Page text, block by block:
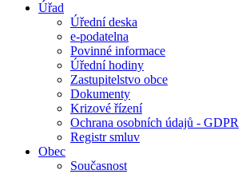
Úřad
Úřední deska
e-podatelna
Povinné informace
Úřední hodiny
Zastupitelstvo obce
Dokumenty
Krizové řízení
Ochrana osobních údajů - GDPR
Registr smluv
Obec
Současnost